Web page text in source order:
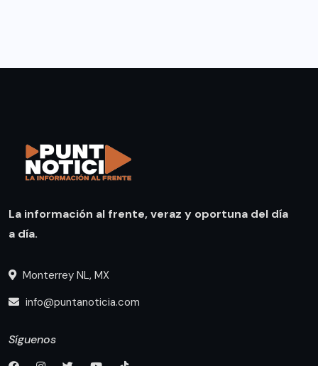
La información al frente, veraz y oportuna del día
a día.
Monterrey NL, MX
info@puntanoticia.com
Síguenos